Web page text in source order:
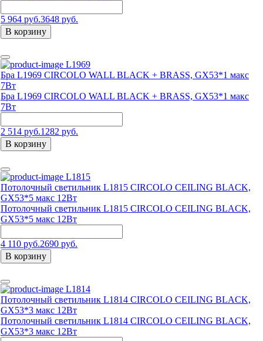
5 964 руб.3648 руб.
В корзину
L1969
Бра L1969 CIRCOLO WALL BLACK + BRASS, GX53*1 макс
7Вт
Бра L1969 CIRCOLO WALL BLACK + BRASS, GX53*1 макс
7Вт
2 514 руб.1282 руб.
В корзину
L1815
Потолочный светильник L1815 CIRCOLO CEILING BLACK,
GX53*5 макс 12Вт
Потолочный светильник L1815 CIRCOLO CEILING BLACK,
GX53*5 макс 12Вт
4 110 руб.2690 руб.
В корзину
L1814
Потолочный светильник L1814 CIRCOLO CEILING BLACK,
GX53*3 макс 12Вт
Потолочный светильник L1814 CIRCOLO CEILING BLACK,
GX53*3 макс 12Вт